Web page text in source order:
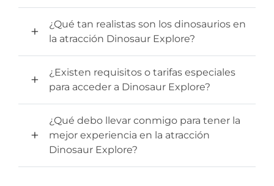
¿Qué tan realistas son los dinosaurios en
la atracción Dinosaur Explore?
¿Existen requisitos o tarifas especiales
para acceder a Dinosaur Explore?
¿Qué debo llevar conmigo para tener la
mejor experiencia en la atracción
Dinosaur Explore?